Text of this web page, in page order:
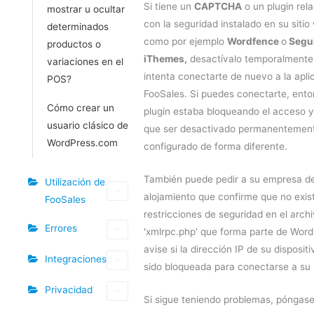
mostrar u ocultar
determinados
productos o
variaciones en el
POS?
Cómo crear un
usuario clásico de
WordPress.com
Utilización de
FooSales
Errores
Integraciones
Privacidad
Si tiene un CAPTCHA o un plugin
con la seguridad instalado en su sitio
como por ejemplo Wordfenceo
iThemes, desactívalo
intenta conectarte de nuevo a la
FooSales. Si puedes conectarte,
plugin estaba bloqueando el acceso
que ser desactivado
configurado de forma diferente.
También puede pedir a su empresa
alojamiento que confirme que no
restricciones de seguridad en el
'xmlrpc.php' que forma parte de
avise si la dirección IP de su
sido bloqueada para conectarse a su
Si sigue teniendo problemas,